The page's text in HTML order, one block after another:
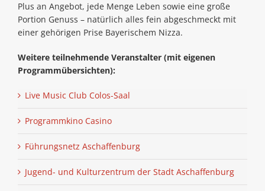
Plus an Angebot, jede Menge Leben sowie eine große
Portion Genuss – natürlich alles fein abgeschmeckt mit
einer gehörigen Prise Bayeri­schem Nizza.
Weitere teilnehmende Veranstalter (mit eigenen
Programmübersichten):
Live Music Club Colos-Saal
Programmkino Casino
Führungsnetz Aschaffenburg
Jugend- und Kulturzentrum der Stadt Aschaffenburg